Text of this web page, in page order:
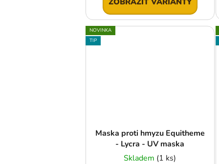
NOVINKA
TIP
Maska proti hmyzu Equitheme
- Lycra - UV maska
Skladem (1 ks)